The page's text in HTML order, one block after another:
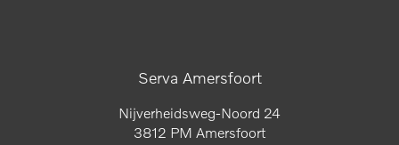
Serva Amersfoort
Nijverheidsweg-Noord 24
3812 PM Amersfoort